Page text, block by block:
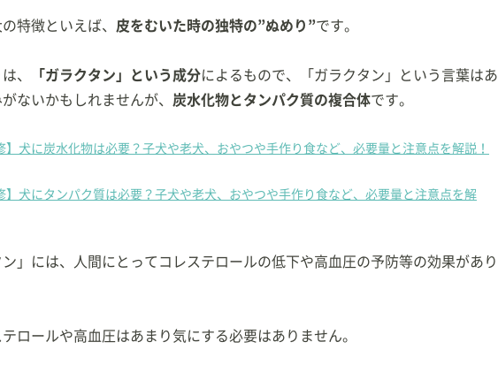
特徴といえば、 皮をむいた時の独特の”ぬめり”です。
、 「ガラクタン」という成分によるもので、「ガラクタン」という言葉はあ
ないかもしれませんが、 炭水化物とタンパク質の複合体です。
】犬に炭水化物は必要？子犬や老犬、おやつや手作り食など、必要量と注意点を解説！
】犬にタンパク質は必要？子犬や老犬、おやつや手作り食など、必要量と注意点を解
ン」には、人間にとってコレステロールの低下や高血圧の予防等の効果があり
ロールや高血圧はあまり気にする必要はありません。